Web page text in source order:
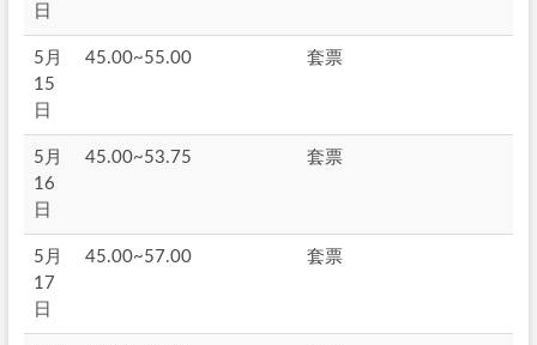
日
5月
15
日
45.00~55.00 套票
5月
16
日
45.00~53.75 套票
5月
17
日
45.00~57.00 套票